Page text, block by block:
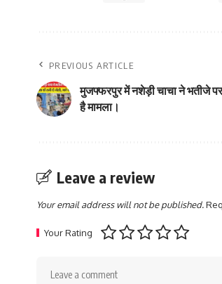
PREVIOUS ARTICLE
मुजफ्फरपुर में नशेड़ी चाचा ने भतीजे
है मामला।
Leave a review
Your email address will not be published.
Your Rating